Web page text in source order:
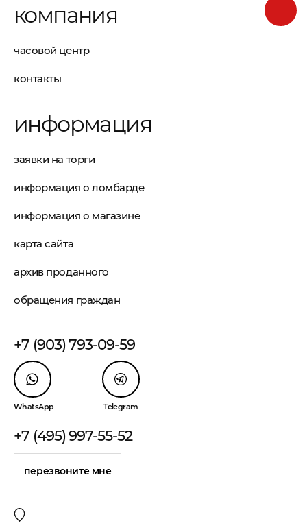
компания
часовой центр
контакты
информация
заявки на торги
информация о ломбарде
информация о магазине
карта сайта
архив проданного
обращения граждан
+7 (903) 793-09-59
WhatsApp Telegram
+7 (495) 997-55-52
перезвоните мне